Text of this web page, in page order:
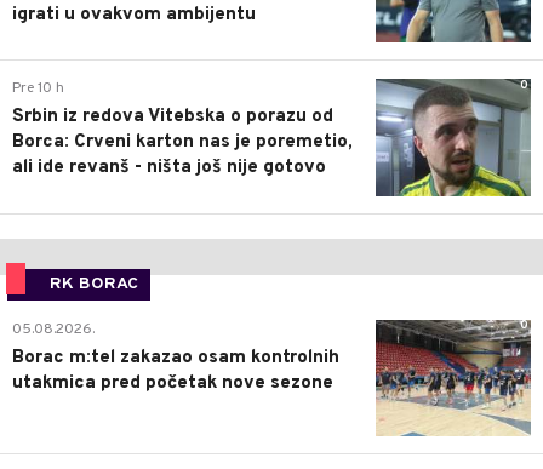
igrati u ovakvom ambijentu
0
Pre 10 h
Srbin iz redova Vitebska o porazu od
Borca: Crveni karton nas je poremetio,
ali ide revanš - ništa još nije gotovo
RK BORAC
0
05.08.2026.
Borac m:tel zakazao osam kontrolnih
utakmica pred početak nove sezone